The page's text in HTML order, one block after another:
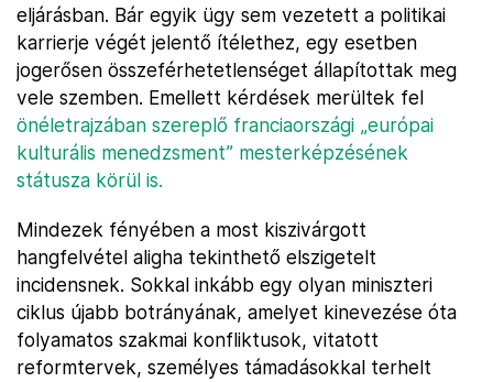
eljárásban. Bár egyik ügy sem vezetett a politikai
karrierje végét jelentő ítélethez, egy esetben
jogerősen összeférhetetlenséget állapítottak meg
vele szemben. Emellett kérdések merültek fel
önéletrajzában szereplő franciaországi „európai
kulturális menedzsment” mesterképzésének
státusza körül is.
Mindezek fényében a most kiszivárgott
hangfelvétel aligha tekinthető elszigetelt
incidensnek. Sokkal inkább egy olyan miniszteri
ciklus újabb botrányának, amelyet kinevezése óta
folyamatos szakmai konfliktusok, vitatott
reformtervek, személyes támadásokkal terhelt